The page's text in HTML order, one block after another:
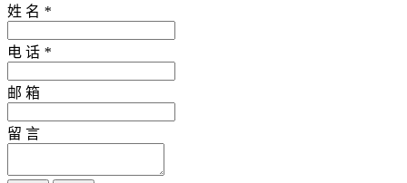
姓 名 *
电 话 *
邮 箱
留 言